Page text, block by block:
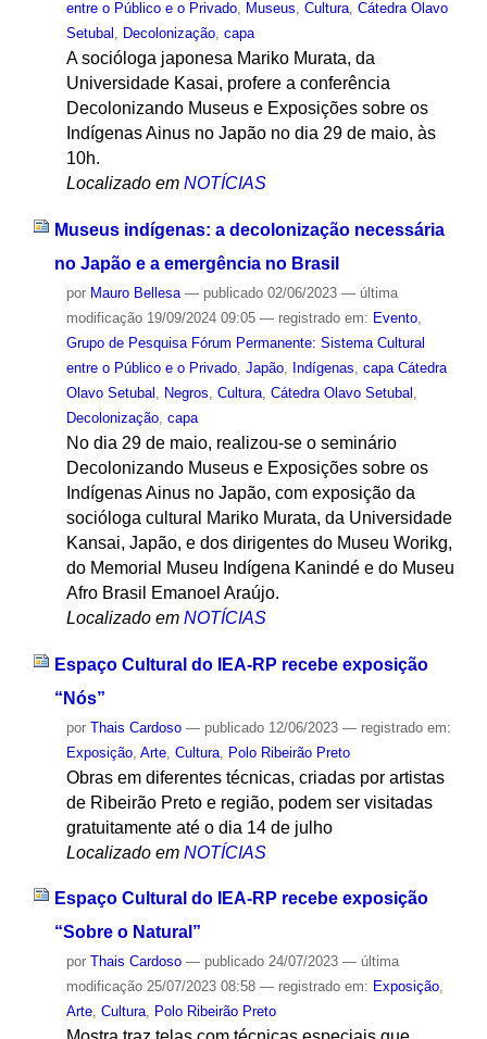
entre o Público e o Privado, Museus, Cultura, Cátedra Olavo
Setubal , Decolonização, capa
A socióloga japonesa Mariko Murata, da
Universidade Kasai, profere a conferência
Decolonizando Museus e Exposições sobre os
Indígenas Ainus no Japão no dia 29 de maio, às
10h.
Localizado em NOTÍCIAS
Museus indígenas: a decolonização necessária
no Japão e a emergência no Brasil
por Mauro Bellesa — publicado02/06/2023 — última
modificação19/09/2024 09:05 — registrado em: Evento,
Grupo de Pesquisa Fórum Permanente: Sistema Cultural
entre o Público e o Privado, Japão, Indígenas capa Cátedra
Olavo Setubal
Negros Cultura, Cátedra Olavo Setubal
Decolonização, capa
No dia 29 de maio, realizou-se o seminário
Decolonizando Museus e Exposições sobre os
Indígenas Ainus no Japão, com exposição da
socióloga cultural Mariko Murata, da Universidade
Kansai, Japão, e dos dirigentes do Museu Worikg,
do Memorial Museu Indígena Kanindé e do Museu
Afro Brasil Emanoel Araújo.
Localizado em NOTÍCIAS
Espaço Cultural do IEA-RP recebe exposição
“Nós”
por Thais Cardoso — publicado12/06/2023 — registrado em:
Exposição, Arte, Cultura, Polo Ribeirão Preto
Obras em diferentes técnicas, criadas por artistas
de Ribeirão Preto e região, podem ser visitadas
gratuitamente até o dia 14 de julho
Localizado em NOTÍCIAS
Espaço Cultural do IEA-RP recebe exposição
“Sobre o Natural”
por Thais Cardoso — publicado24/07/2023 — última
modificação25/07/2023 08:58 — registrado em: Exposição,
Arte, Cultura, Polo Ribeirão Preto